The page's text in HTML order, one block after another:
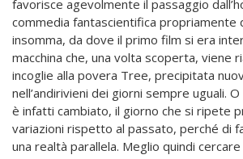
favorisce agevolmente il passaggio
commedia fantascientifica propriamente
insomma, da dove il primo film si era
macchina che, una volta scoperta, viene
incoglie alla povera Tree, precipitata
nell’andirivieni dei giorni sempre uguali.
è infatti cambiato, il giorno che si ripete
variazioni rispetto al passato, perché di
una realtà parallela. Meglio quindi